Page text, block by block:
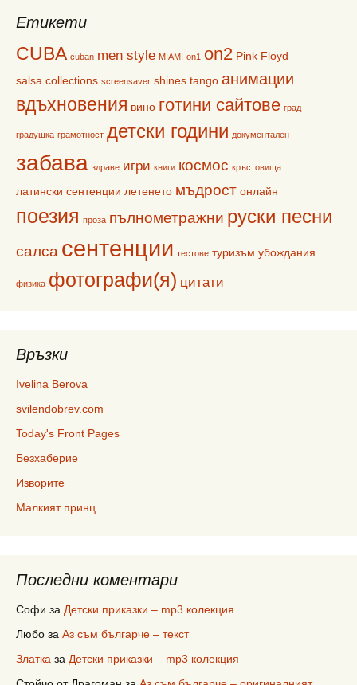
Етикети
CUBA cuban men style MIAMI on1 on2 Pink Floyd
salsa collections screensaver shines tango анимации
вдъхновения вино готини сайтове град
градушка грамотност детски години документален
забава здраве игри книги космос кръстовища
латински сентенции летенето мъдрост онлайн
поезия проза пълнометражни руски песни
салса сентенции тестове туризъм убождания
физика фотографи(я) цитати
Връзки
Ivelina Berova
svilendobrev.com
Today's Front Pages
Безхаберие
Изворите
Малкият принц
Последни коментари
Софи за Детски приказки – mp3 колекция
Любо за Аз съм българче – текст
Златка за Детски приказки – mp3 колекция